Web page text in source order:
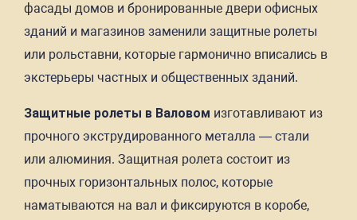
фасады домов и бронированные двери офисных
зданий и магазинов заменили защитные ролеты
или рольставни, которые гармонично вписались в
экстерьеры частных и общественных зданий.
Защитные ролеты в Валовом изготавливают из
прочного экструдированного металла — стали
или алюминия. Защитная ролета состоит из
прочных горизонтальных полос, которые
наматываются на вал и фиксируются в коробе,